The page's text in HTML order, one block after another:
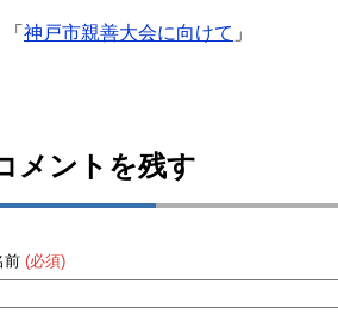
「 神戸市親善大会に向けて 」
メントを残す
前 (必須)